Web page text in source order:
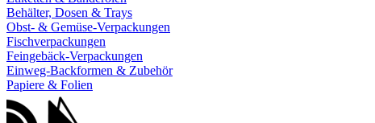
Behälter, Dosen & Trays
Obst- & Gemüse-Verpackungen
Fischverpackungen
Feingebäck-Verpackungen
Einweg-Backformen & Zubehör
Papiere & Folien